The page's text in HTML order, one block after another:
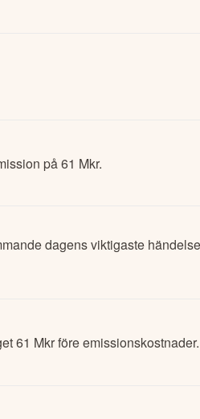
på 61 Mkr.
dagens viktigaste
61 Mkr före emissionskostnader.